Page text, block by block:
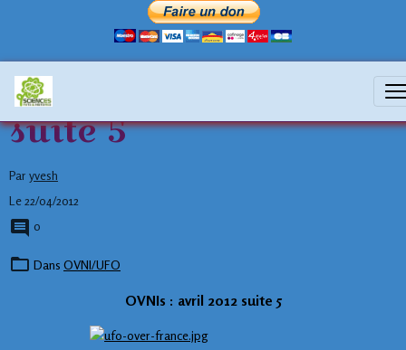
OVNIs : avril 2012
suite 5
Par yvesh
Le 22/04/2012
0
Dans OVNI/UFO
OVNIs : avril 2012 suite 5